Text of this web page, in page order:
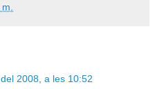
2008, a les 10:52